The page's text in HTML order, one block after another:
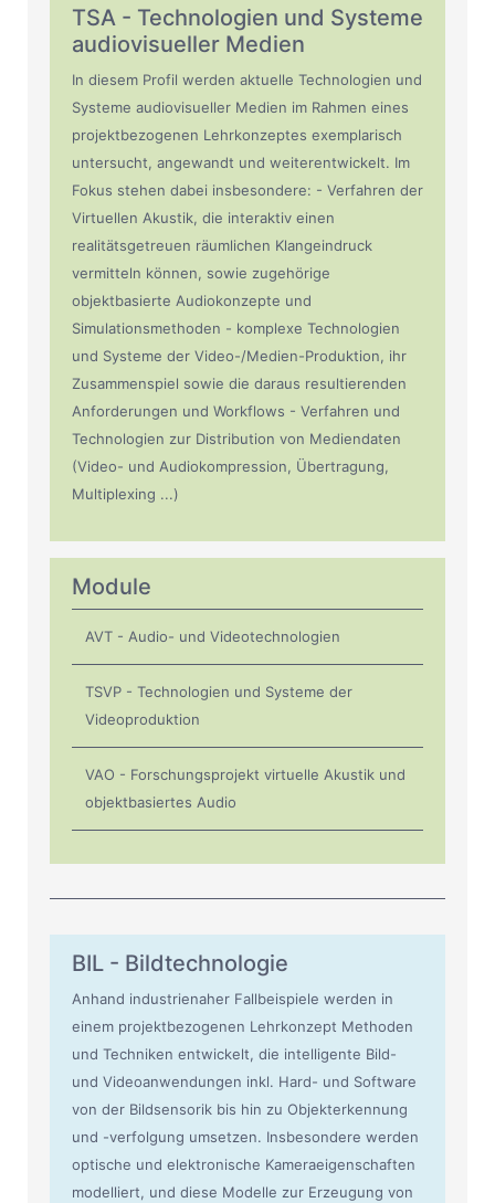
TSA - Technologien und Systeme
audiovisueller Medien
In diesem Profil werden aktuelle Technologien und
Systeme audiovisueller Medien im Rahmen eines
projektbezogenen Lehrkonzeptes exemplarisch
untersucht, angewandt und weiterentwickelt. Im
Fokus stehen dabei insbesondere: - Verfahren der
Virtuellen Akustik, die interaktiv einen
realitätsgetreuen räumlichen Klangeindruck
vermitteln können, sowie zugehörige
objektbasierte Audiokonzepte und
Simulationsmethoden - komplexe Technologien
und Systeme der Video-/Medien-Produktion, ihr
Zusammenspiel sowie die daraus resultierenden
Anforderungen und Workflows - Verfahren und
Technologien zur Distribution von Mediendaten
(Video- und Audiokompression, Übertragung,
Multiplexing ...)
Module
AVT - Audio- und Videotechnologien
TSVP - Technologien und Systeme der
Videoproduktion
VAO - Forschungsprojekt virtuelle Akustik und
objektbasiertes Audio
BIL - Bildtechnologie
Anhand industrienaher Fallbeispiele werden in
einem projektbezogenen Lehrkonzept Methoden
und Techniken entwickelt, die intelligente Bild-
und Videoanwendungen inkl. Hard- und Software
von der Bildsensorik bis hin zu Objekterkennung
und -verfolgung umsetzen. Insbesondere werden
optische und elektronische Kameraeigenschaften
modelliert, und diese Modelle zur Erzeugung von